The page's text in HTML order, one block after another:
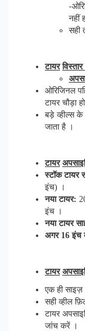
-
नहीं
सही
टायर विस्तार
ओरिजिनल
टायर चौड़ा
बड़े व्हील्स के
जाता है ।
टायर
स्टॉक टायर
इंच) ।
नया टायर:
इंच ।
नया टायर
अगर16इंच
टायर
एक ही
सही व्हील
टायर
जांच करें ।